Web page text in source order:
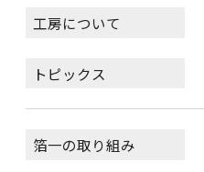
工房について
トピックス
箔一の取り組み